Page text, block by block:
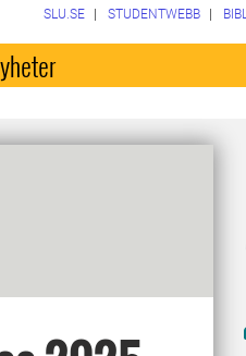
SLU.SE STUDENTWEBB